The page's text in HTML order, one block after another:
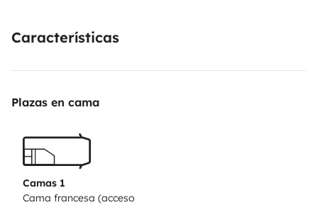
- Agua caliente
- Cama para dos personas (muy amplia)
- Sofá
- Mesa auxiliar
Características
Plazas en cama
Camas 1
Cama francesa (acceso